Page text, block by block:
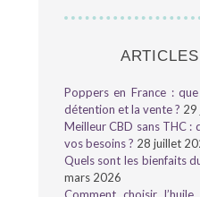
Poppers en France :
détention et la vente ? 29
Meilleur CBD sans THC :
vos besoins ? 28 juillet
Quels sont les bienfaits
mars 2026
Comment choisir